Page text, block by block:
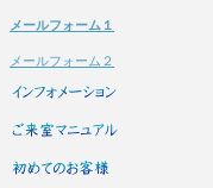
メールフォーム１
メールフォーム２